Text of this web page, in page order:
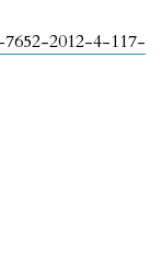
2012-4-117-